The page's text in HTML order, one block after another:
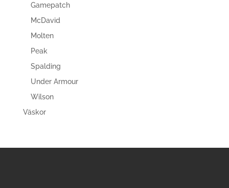
Gamepatch
McDavid
Molten
Peak
Spalding
Under Armour
Wilson
Väskor